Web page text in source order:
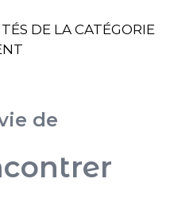
DE LA CATÉGORIE
de